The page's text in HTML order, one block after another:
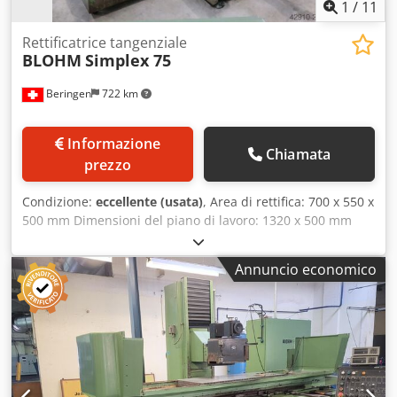
616 / SIEMENS 840 D anno 2000 Numero di serie 14 617x
_____ Macinazione...
1 / 11
Beringen 722 km
Rettificatrice tangenziale
BLOHM Simplex 75
prezzo
Chiamata
Condizione: eccellente (usata), Area di rettifica: 700 x 550 x
500 mm Dimensioni del piano di lavoro: 1320 x 500 mm
Piano magnetico: 700 x 500 mm Credozhl Rnspfx Af Eof
Dimensioni del disco abrasivo (diametro x larghezza x
foro): 400 x 80 x 127 mm Velocità di rotazione del disco
abrasivo: 1400 / 2800 giri/min Vari accessori MARCELS
MASCHINEN AG
Annuncio economico